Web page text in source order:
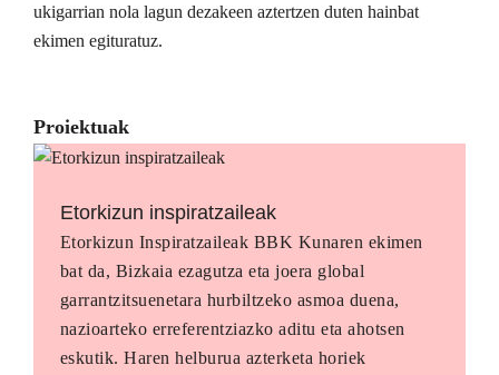
ukigarrian nola lagun dezakeen aztertzen duten hainbat
ekimen egituratuz.
Proiektuak
Etorkizun inspiratzaileak
Etorkizun Inspiratzaileak BBK Kunaren ekimen
bat da, Bizkaia ezagutza eta joera global
garrantzitsuenetara hurbiltzeko asmoa duena,
nazioarteko erreferentziazko aditu eta ahotsen
eskutik. Haren helburua azterketa horiek